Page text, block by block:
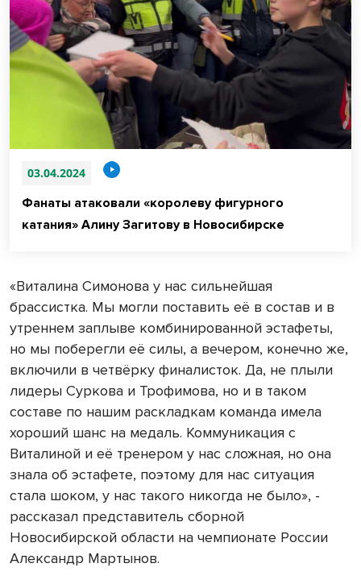
03.04.2024
Фанаты атаковали «королеву фигурного
катания» Алину Загитову в Новосибирске
«Виталина Симонова у нас сильнейшая
брассистка. Мы могли поставить её в состав и в
утреннем заплыве комбинированной эстафеты,
но мы поберегли её силы, а вечером, конечно же,
включили в четвёрку финалисток. Да, не плыли
лидеры Суркова и Трофимова, но и в таком
составе по нашим раскладкам команда имела
хороший шанс на медаль. Коммуникация с
Виталиной и её тренером у нас сложная, но она
знала об эстафете, поэтому для нас ситуация
стала шоком, у нас такого никогда не было», -
рассказал представитель сборной
Новосибирской области на чемпионате России
Александр Мартынов.